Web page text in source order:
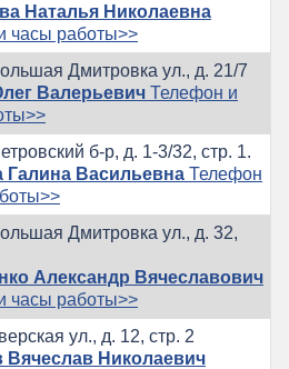
Наталья Николаевна
часы работы>>
Дмитровка ул., д. 21/7
Валерьевич Телефон и
б-р, д. 1-3/32, стр. 1.
Галина Васильевна Телефон
Дмитровка ул., д. 32,
Александр Вячеславович
часы работы>>
ул., д. 12, стр. 2
Вячеслав Николаевич